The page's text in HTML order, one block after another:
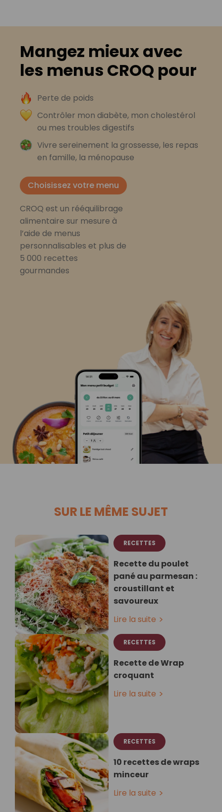
Mangez mieux avec
les menus CROQ pour
Perte de poids
Contrôler mon diabète, mon cholestérol
ou mes troubles digestifs
Vivre sereinement la grossesse, les repas
en famille, la ménopause
Choisissez votre menu
CROQ est un rééquilibrage
alimentaire sur mesure à
l’aide de menus
personnalisables et plus de
5 000 recettes
gourmandes
SUR LE MÊME SUJET
RECETTES
Recette du poulet
pané au parmesan :
croustillant et
savoureux
Lire la suite
RECETTES
Recette de Wrap
croquant
Lire la suite
RECETTES
10 recettes de wraps
minceur
Lire la suite